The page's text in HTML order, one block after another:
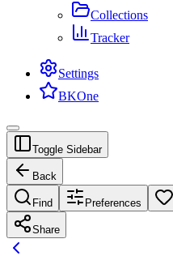
Collections
Tracker
Settings
BKOne
Toggle Sidebar
Back
Find Preferences
Share